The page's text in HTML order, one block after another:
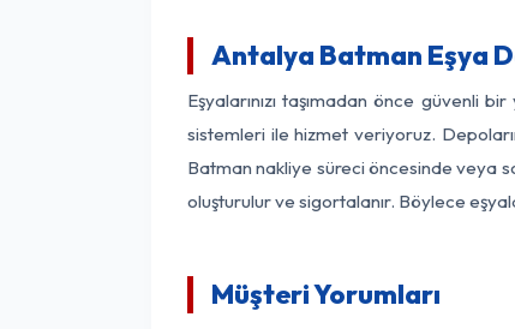
Antalya Batman Eşya
Eşyalarınızı taşımadan önce güvenli
sistemleri ile hizmet veriyoruz.
Batman nakliye süreci öncesinde veya
oluşturulur ve sigortalanır. Böylece
Müşteri Yorumları